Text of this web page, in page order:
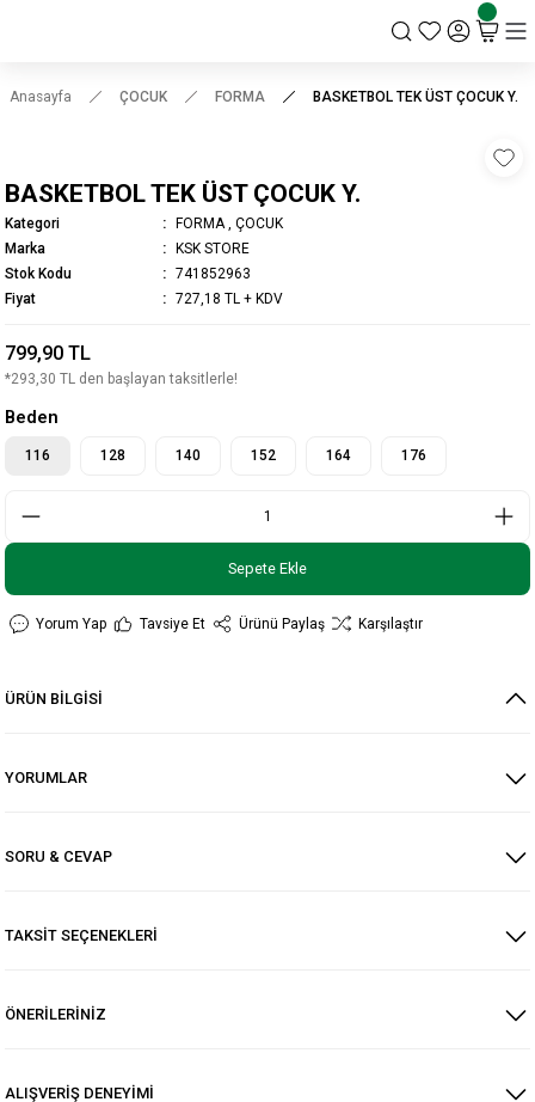
Anasayfa ÇOCUK FORMA BASKETBOL TEK ÜST ÇOCUK Y.
BASKETBOL TEK ÜST ÇOCUK Y.
Kategori FORMA
ÇOCUK
Marka
KSK STORE
Stok Kodu
741852963
Fiyat
727,18 TL + KDV
799,90 TL
*293,30 TL den başlayan taksitlerle!
Beden
116 128 140 152 164 176
Sepete Ekle
Yorum Yap Tavsiye Et Ürünü Paylaş Karşılaştır
ÜRÜN BİLGİSİ
YORUMLAR
SORU & CEVAP
TAKSİT SEÇENEKLERİ
ÖNERİLERİNİZ
ALIŞVERİŞ DENEYİMİ